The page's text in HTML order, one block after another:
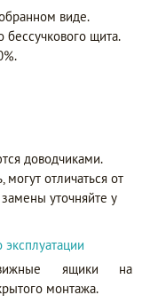
виде.
щита.
доводчиками.
отличаться от
уточняйте у
эксплуатации
ящики на
монтажа.